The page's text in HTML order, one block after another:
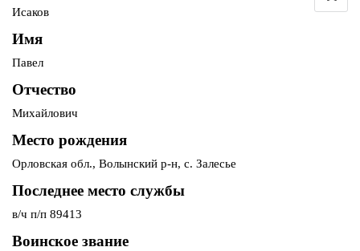
Исаков
Имя
Павел
Отчество
Михайлович
Место рождения
Орловская обл., Волынский р-н, с. Залесье
Последнее место службы
в/ч п/п 89413
Воинское звание